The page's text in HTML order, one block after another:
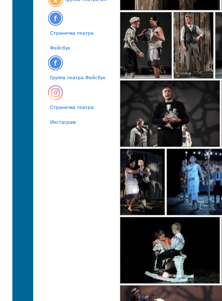
Страничка театра
Фейсбук
Группа театра Фейсбук
Страничка театра
Инстаграм